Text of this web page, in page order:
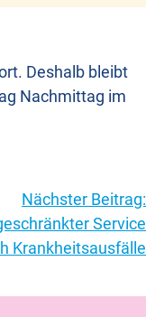
Deshalb bleibt
Nachmittag im
Nächster Beitrag:
Service
Krankheitsausfälle